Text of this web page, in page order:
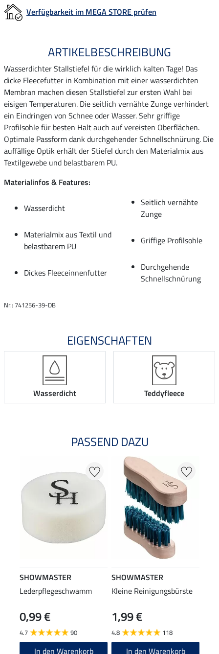
Verfügbarkeit im MEGA STORE prüfen
ARTIKELBESCHREIBUNG
Wasserdichter Stallstiefel für die wirklich kalten Tage! Das
dicke Fleecefutter in Kombination mit einer wasserdichten
Membran machen diesen Stallstiefel zur ersten Wahl bei
eisigen Temperaturen. Die seitlich vernähte Zunge verhindert
ein Eindringen von Schnee oder Wasser. Sehr griffige
Profilsohle für besten Halt auch auf vereisten Oberflächen.
Optimale Passform dank durchgehender Schnellschnürung. Die
auffällige Optik erhält der Stiefel durch den Materialmix aus
Textilgewebe und belastbarem PU.
Materialinfos & Features:
Wasserdicht
Seitlich vernähte
Zunge
Materialmix aus Textil und
belastbarem PU
Griffige Profilsohle
Dickes Fleeceinnenfutter
Durchgehende
Schnellschnürung
Nr.: 741256-39-DB
EIGENSCHAFTEN
Wasserdicht Teddyfleece
PASSEND DAZU
SHOWMASTER
Lederpflegeschwamm
0,99 €
4.7 90
In den Warenkorb
SHOWMASTER
Kleine Reinigungsbürste
1,99 €
4.8 118
In den Warenkorb